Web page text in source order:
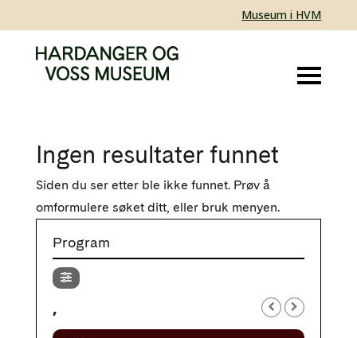
Museum i HVM
Ingen resultater funnet
Siden du ser etter ble ikke funnet. Prøv å
omformulere søket ditt, eller bruk menyen.
Program
,